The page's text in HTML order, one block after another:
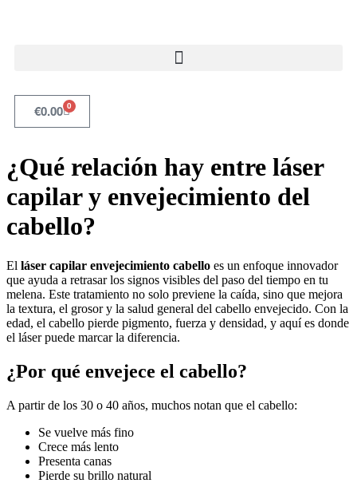
€0.00 0
¿Qué relación hay entre láser
capilar y envejecimiento del
cabello?
El láser capilar envejecimiento cabello es un enfoque innovador
que ayuda a retrasar los signos visibles del paso del tiempo en tu
melena. Este tratamiento no solo previene la caída, sino que mejora
la textura, el grosor y la salud general del cabello envejecido. Con la
edad, el cabello pierde pigmento, fuerza y densidad, y aquí es donde
el láser puede marcar la diferencia.
¿Por qué envejece el cabello?
A partir de los 30 o 40 años, muchos notan que el cabello:
Se vuelve más fino
Crece más lento
Presenta canas
Pierde su brillo natural